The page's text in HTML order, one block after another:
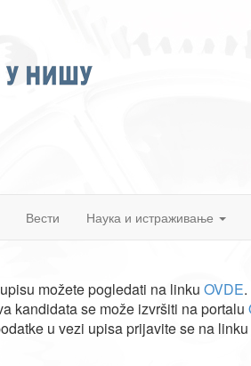
Вести Наука и истраживање
možete pogledati na linku OVDE.
kandidata se može izvršiti na portalu
u vezi upisa prijavite se na linku